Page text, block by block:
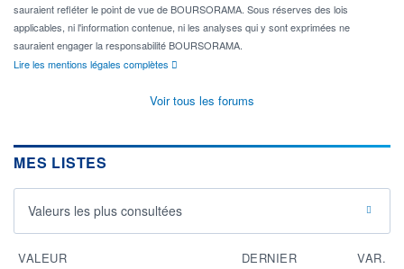
sauraient refléter le point de vue de BOURSORAMA. Sous réserves des lois
applicables, ni l'information contenue, ni les analyses qui y sont exprimées ne
sauraient engager la responsabilité BOURSORAMA.
Lire les mentions légales complètes
Voir tous les forums
MES LISTES
Valeurs les plus consultées
VALEUR DERNIER VAR.